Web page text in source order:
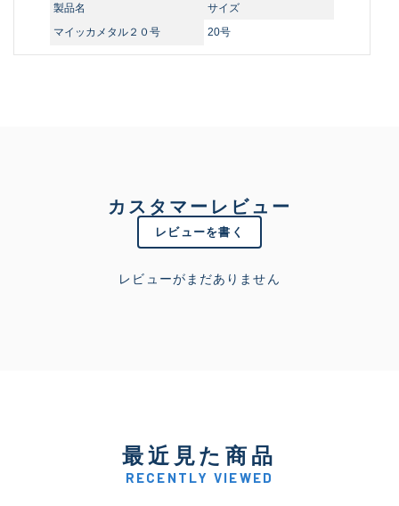
製品名
サイズ
マイッカメタル２０号
20号
カスタマーレビュー
レビューを書く
レビューがまだありません
最近見た商品
RECENTLY VIEWED